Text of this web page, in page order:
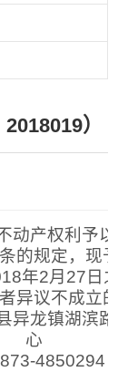
）
动产权利予以
的规定，现
年2月27日之
异议不成立的
异龙镇湖滨路
心
0873-